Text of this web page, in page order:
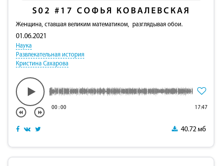
S02 #17 СОФЬЯ КОВАЛЕВСКАЯ
Женщина, ставшая великим математиком, разглядывая обои.
01.06.2021
Наука
Развлекательная история
Кристина Сахарова
00:00 17:47
40.72 мб